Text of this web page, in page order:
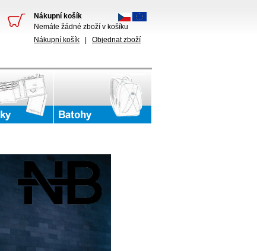
Nákupní košík
Nemáte žádné zboží v košíku
Nákupní košík
Objednat zboží